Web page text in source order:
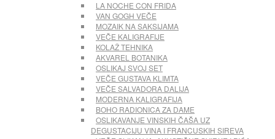
LA NOCHE CON FRIDA
VAN GOGH VEČE
MOZAIK NA SAKSIJAMA
VEČE KALIGRAFIJE
KOLAŽ TEHNIKA
AKVAREL BOTANIKA
OSLIKAJ SVOJ SET
VEČE GUSTAVA KLIMTA
VEČE SALVADORA DALIJA
MODERNA KALIGRAFIJA
BOHO RADIONICA ZA DAME
OSLIKAVANJE VINSKIH ČAŠA UZ
DEGUSTACIJU VINA I FRANCUSKIH SIREVA